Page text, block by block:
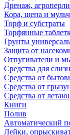
Дренаж,
Кора, щепа и
Торф и субстраты
Торфянные
Грунты
Защита от
Отпугиватели и
Средства для
Средства от
Средства от
Средства от
Книги
Полив
Автоматический
Лейки,